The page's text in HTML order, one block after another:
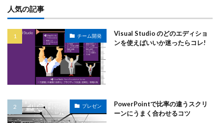
人気の記事
チーム開発
Visual Studio のどのエディショ
ンを使えばいいか迷ったらコレ!
プレゼン
PowerPointで比率の違うスクリ
ーンにうまく合わせるコツ